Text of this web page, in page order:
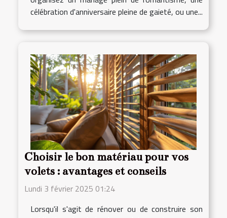
célébration d'anniversaire pleine de gaieté, ou une...
Choisir le bon matériau pour vos
volets : avantages et conseils
Lundi 3 février 2025 01:24
Lorsqu'il s'agit de rénover ou de construire son